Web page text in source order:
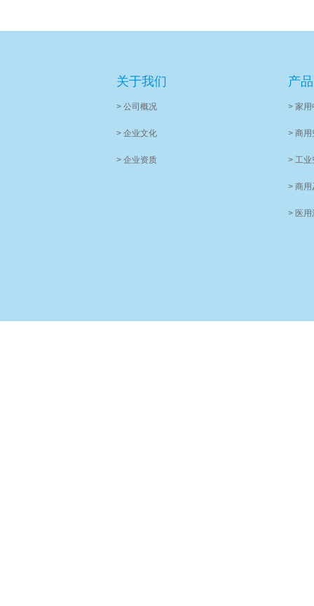
关于我们
> 公司概况
> 企业文化
> 企业资质
产
> 家用
> 商用
> 工业
> 商用
> 医用